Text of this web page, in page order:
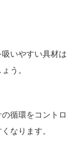
いやすい具材は
う。
循環をコントロ
なります。